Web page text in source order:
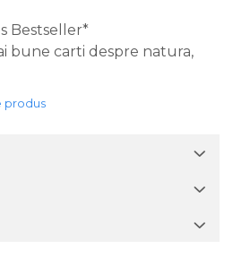
Bestseller*
bune carti despre natura,
produs